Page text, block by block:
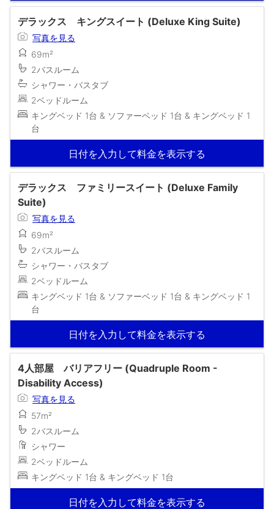
デラックス キングスイート (Deluxe King Suite)
写真を見る
69m²
2バスルーム
シャワー・バスタブ
2ベッドルーム
キングベッド 1台 & ソファーベッド 1台 & キングベッド 1
台
日付を入力して料金を表示する
デラックス ファミリースイート (Deluxe Family
Suite)
写真を見る
69m²
2バスルーム
シャワー・バスタブ
2ベッドルーム
キングベッド 1台 & ソファーベッド 1台 & キングベッド 1
台
日付を入力して料金を表示する
4人部屋 バリアフリー (Quadruple Room -
Disability Access)
写真を見る
57m²
2バスルーム
シャワー
2ベッドルーム
キングベッド 1台 & キングベッド 1台
日付を入力して料金を表示する